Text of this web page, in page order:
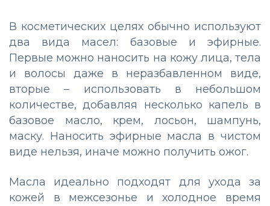
В косметических целях обычно используют
два вида масел: базовые и эфирные.
Первые можно наносить на кожу лица, тела
и волосы даже в неразбавленном виде,
вторые – использовать в небольшом
количестве, добавляя несколько капель в
базовое масло, крем, лосьон, шампунь,
маску. Наносить эфирные масла в чистом
виде нельзя, иначе можно получить ожог.
Масла идеально подходят для ухода за
кожей в межсезонье и холодное время